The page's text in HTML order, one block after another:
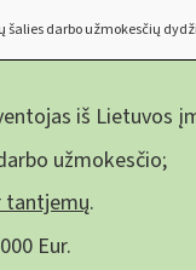
šalies darbo užmokesčių
iš Lietuvos
užmokesčio;
tantjemų.
Eur.